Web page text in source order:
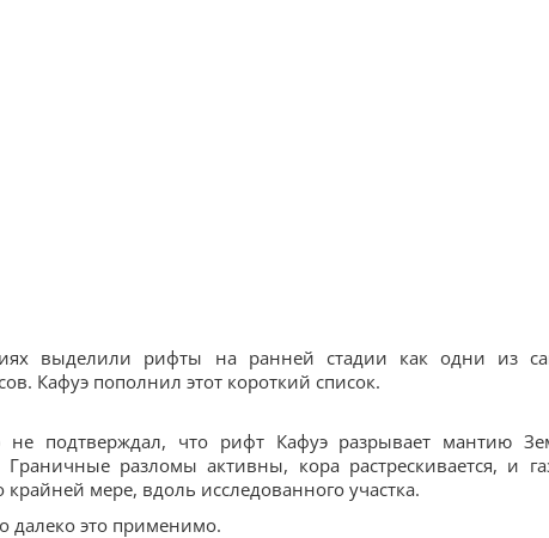
выделили рифты на ранней стадии как одни из
Кафуэ пополнил этот короткий список.
не подтверждал, что рифт Кафуэ разрывает мантию
разломы активны, кора растрескивается, и
мере, вдоль исследованного участка.
далеко это применимо.